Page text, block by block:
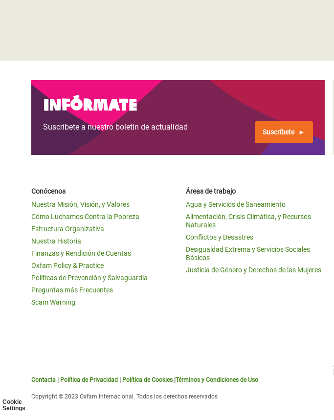
Cookie
Settings
Infórmate
Suscríbete a nuestro boletín de actualidad
Suscríbete
Conócenos
Nuestra Misión, Visión, y Valores
Cómo Luchamos Contra la Pobreza
Estructura Organizativa
Nuestra Historia
Finanzas y Rendición de Cuentas
Oxfam Policy & Practice
Políticas de Prevención y Salvaguardia
Preguntas más Frecuentes
Scam Warning
Áreas de trabajo
Agua y Servicios de Saneamiento
Alimentación, Crisis Climática, y Recursos
Naturales
Conflictos y Desastres
Desigualdad Extrema y Servicios Sociales
Básicos
Justicia de Género y Derechos de las Mujeres
Contacta Política de Privacidad Política de Cookies Términos y Condiciones de Uso
Copyright © 2023 Oxfam Internacional. Todos los derechos reservados